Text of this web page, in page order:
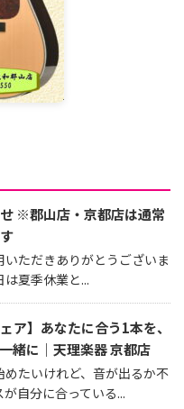
※郡山店・京都店は通常
ただきありがとうございま
夏季休業と...
ア】あなたに合う1本を、
緒に｜天理楽器 京都店
めたいけれど、音が出るか不
自分に合っている...